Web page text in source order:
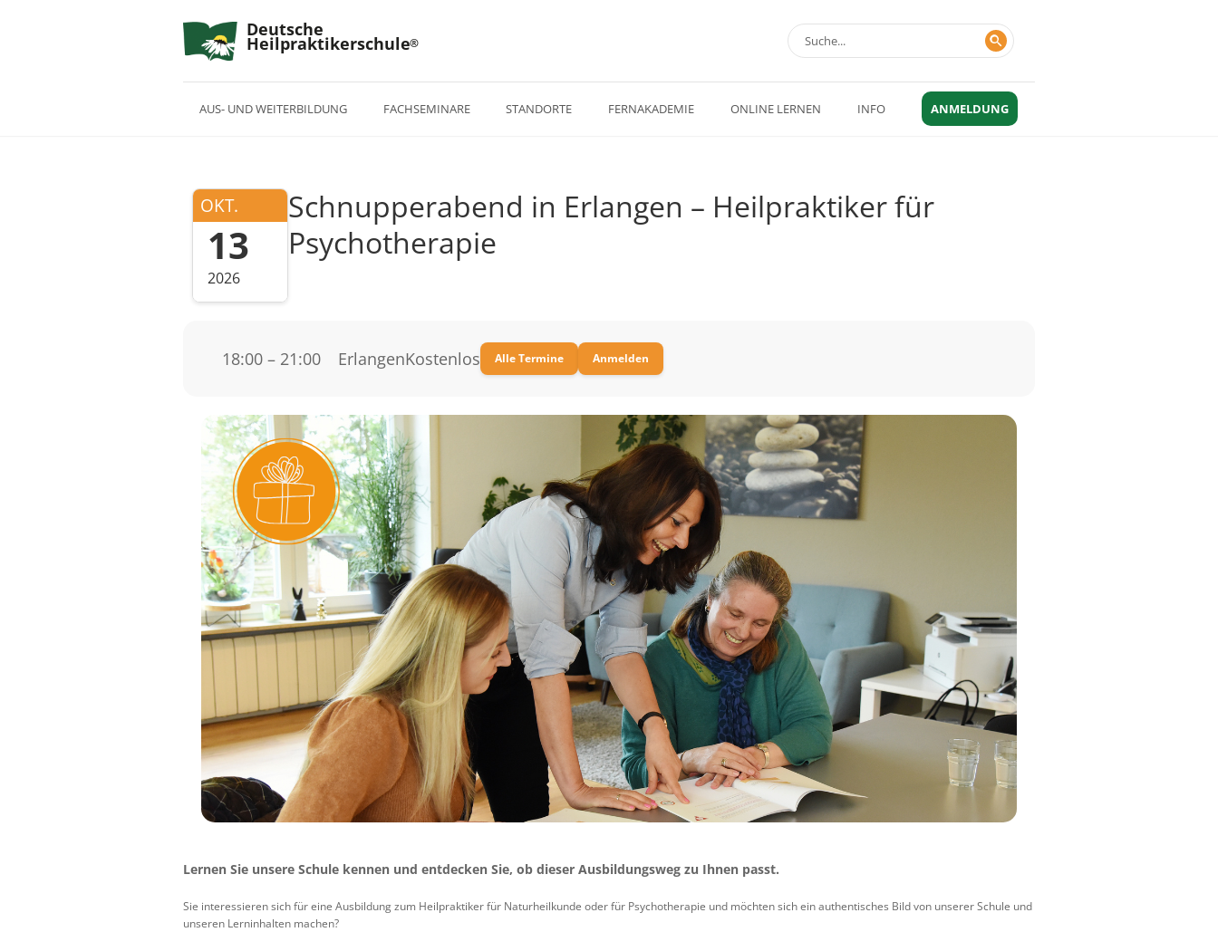
Deutsche
Heilpraktikerschule
AUS- UND WEITERBILDUNG FACHSEMINARE STANDORTE FERNAKADEMIE ONLINE LERNEN INFO ANMELDUNG
OKT.
13
2026
Schnupperabend in Erlangen – Heilpraktiker für
Psychotherapie
18:00 – 21:00 ErlangenKostenlos Alle Termine Anmelden
Lernen Sie unsere Schule kennen und entdecken Sie, ob dieser Ausbildungsweg zu Ihnen passt.
Sie interessieren sich für eine Ausbildung zum Heilpraktiker für Naturheilkunde oder für Psychotherapie und möchten sich ein authentisches Bild von unserer Schule und
unseren Lerninhalten machen?